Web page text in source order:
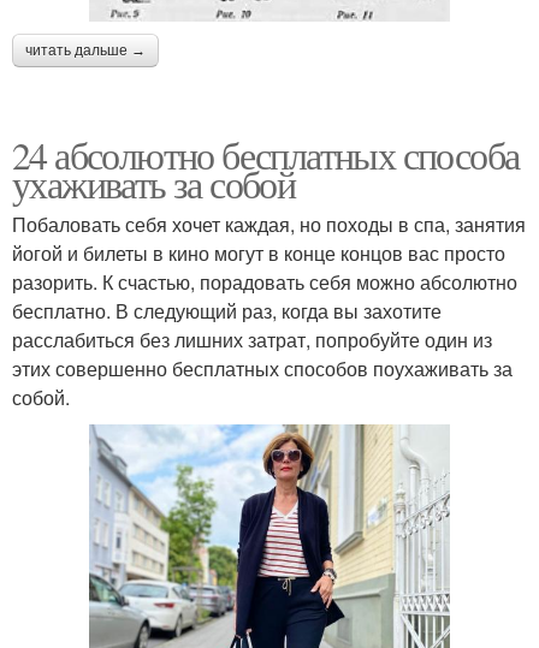
читать дальше →
24 абсолютно бесплатных способа
ухаживать за собой
Побаловать себя хочет каждая, но походы в спа, занятия
йогой и билеты в кино могут в конце концов вас просто
разорить. К счастью, порадовать себя можно абсолютно
бесплатно. В следующий раз, когда вы захотите
расслабиться без лишних затрат, попробуйте один из
этих совершенно бесплатных способов поухаживать за
собой.